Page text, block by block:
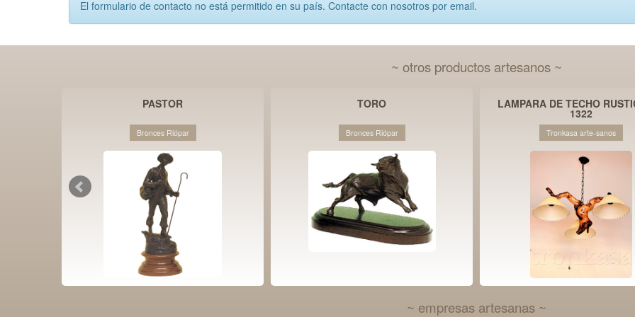
El formulario de contacto no está permitido en su país. Contacte con nosotros por email.
~ otros productos artesanos ~
PASTOR
Bronces Riópar
TORO
Bronces Riópar
LAMPARA DE TECHO
1322
Tronkasa arte-sanos
~ empresas artesanas ~